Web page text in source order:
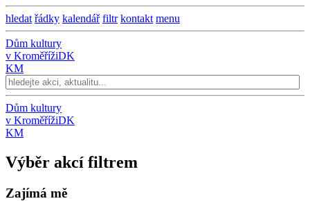
hledat řádky kalendář filtr kontakt menu
Dům kultury
v KroměřížiDK
KM
Dům kultury
v KroměřížiDK
KM
Výběr akcí filtrem
Zajímá mě